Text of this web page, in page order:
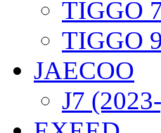
TIGGO
TIGGO
JAECOO
J7